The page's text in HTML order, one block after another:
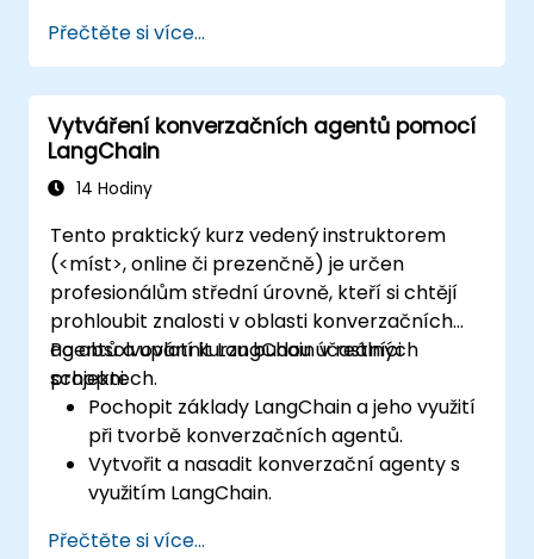
pro efektivnější řízení podnikových
procesů.
Tvářit a automatizovat vlastní pracovní
postupy s pomocí API a funkcí LangChain
na automatizaci.
Přečtěte si více...
Vytváření konverzačních agentů pomocí
LangChain
14 Hodiny
Tento praktický kurz vedený instruktorem
(<míst>, online či prezenčně) je určen
profesionálům střední úrovně, kteří si chtějí
prohloubit znalosti v oblasti konverzačních
agentů a uplatnit LangChain v reálných
projektech.
Po absolvování kurzu budou účastníci
schopni:
Pochopit základy LangChain a jeho využití
při tvorbě konverzačních agentů.
Vytvořit a nasadit konverzační agenty s
využitím LangChain.
rozhraními API a dalšími externími
Přečtěte si více...